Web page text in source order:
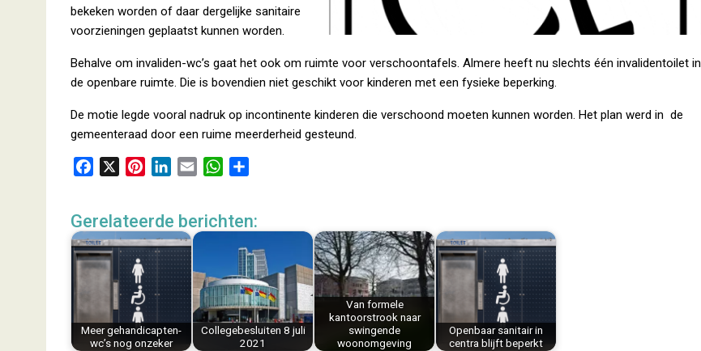
bekeken worden of daar dergelijke sanitaire
voorzieningen geplaatst kunnen worden.
Behalve om invaliden-wc’s gaat het ook om ruimte voor verschoontafels. Almere heeft nu slechts één invalidentoilet in
de openbare ruimte. Die is bovendien niet geschikt voor kinderen met een fysieke beperking.
De motie legde vooral nadruk op incontinente kinderen die verschoond moeten kunnen worden. Het plan werd in de
gemeenteraad door een ruime meerderheid gesteund.
e
b
o
t
e
r
e
s
t
k
e
d
I
n
i
W
t
p
p
e
Gerelateerde berichten:
Meer gehandicapten-
wc’s nog onzeker
Collegebesluiten 8 juli
2021
Van formele
kantoorstrook naar
swingende
woonomgeving
Openbaar sanitair in
centra blijft beperkt